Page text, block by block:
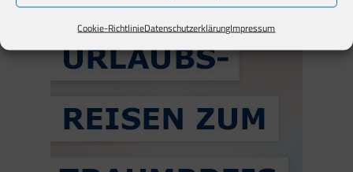
Cookie-RichtlinieDatenschutzerklärungImpressum